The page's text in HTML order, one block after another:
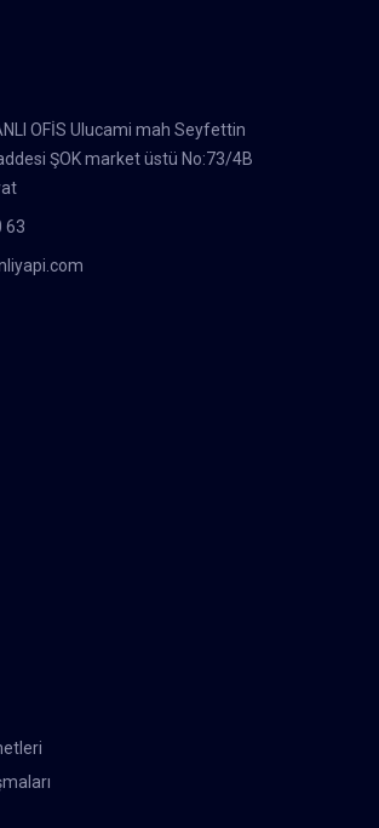
OFİS Ulucami mah Seyfettin
ŞOK market üstü No:73/4B
63